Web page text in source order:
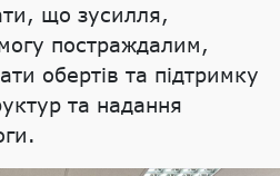
що зусилля,
постраждалим,
обертів та підтримку
та надання